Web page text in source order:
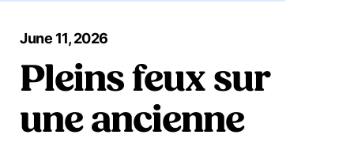
June 11, 2026
Pleins feux sur
une ancienne